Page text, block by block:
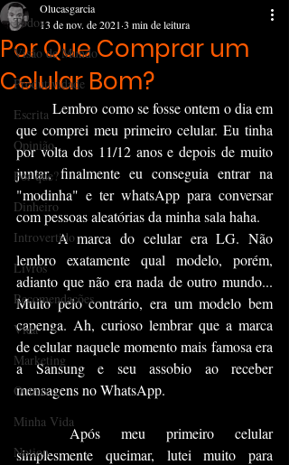
Todos
Visão de Mundo
Produtividade
Escrita
Opinião
Por que?
Dinheiro
Introvertido
Livros
Recomendações
Vida
Marketing
Outros
Minha Vida
Notion
Por Que Comprar um
Celular Bom?
Olucasgarcia
13 de nov. de 2021 3 min de leitura
	Lembro como se fosse ontem o dia em
que comprei meu primeiro celular. Eu tinha
por volta dos 11/12 anos e depois de muito
juntar, finalmente eu conseguia entrar na
"modinha" e ter whatsApp para conversar
com pessoas aleatórias da minha sala haha.
	A marca do celular era LG. Não
lembro exatamente qual modelo, porém,
adianto que não era nada de outro mundo...
Muito pelo contrário, era um modelo bem
capenga. Ah, curioso lembrar que a marca
de celular naquele momento mais famosa era
a Sansung e seu assobio ao receber
mensagens no WhatsApp.
simplesmente queimar, lutei muito para